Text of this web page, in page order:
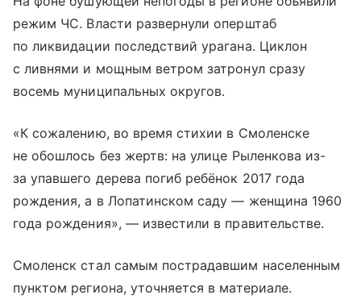
режим ЧС. Власти развернули оперштаб
по ликвидации последствий урагана. Циклон
с ливнями и мощным ветром затронул сразу
восемь муниципальных округов.
«К сожалению, во время стихии в Смоленске
не обошлось без жертв: на улице Рыленкова из-
за упавшего дерева погиб ребёнок 2017 года
рождения, а в Лопатинском саду — женщина 1960
года рождения», — известили в правительстве.
Смоленск стал самым пострадавшим населенным
пунктом региона, уточняется в материале.